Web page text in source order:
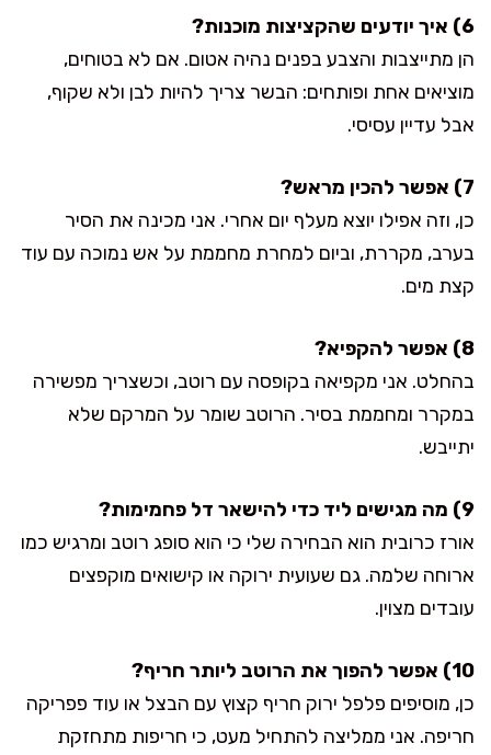
6) איך יודעים שהקציצות מוכנות?
הן מתייצבות והצבע בפנים נהיה אטום. אם לא בטוחים,
מוציאים אחת ופותחים: הבשר צריך להיות לבן ולא שקוף,
אבל עדיין עסיסי.
7) אפשר להכין מראש?
כן, וזה אפילו יוצא מעלף יום אחרי. אני מכינה את הסיר
בערב, מקררת, וביום למחרת מחממת על אש נמוכה עם עוד
קצת מים.
8) אפשר להקפיא?
בהחלט. אני מקפיאה בקופסה עם רוטב, וכשצריך מפשירה
במקרר ומחממת בסיר. הרוטב שומר על המרקם שלא
יתייבש.
9) מה מגישים ליד כדי להישאר דל פחמימות?
אורז כרובית הוא הבחירה שלי כי הוא סופג רוטב ומרגיש כמו
ארוחה שלמה. גם שעועית ירוקה או קישואים מוקפצים
עובדים מצוין.
10) אפשר להפוך את הרוטב ליותר חריף?
כן, מוסיפים פלפל ירוק חריף קצוץ עם הבצל או עוד פפריקה
חריפה. אני ממליצה להתחיל מעט, כי חריפות מתחזקת